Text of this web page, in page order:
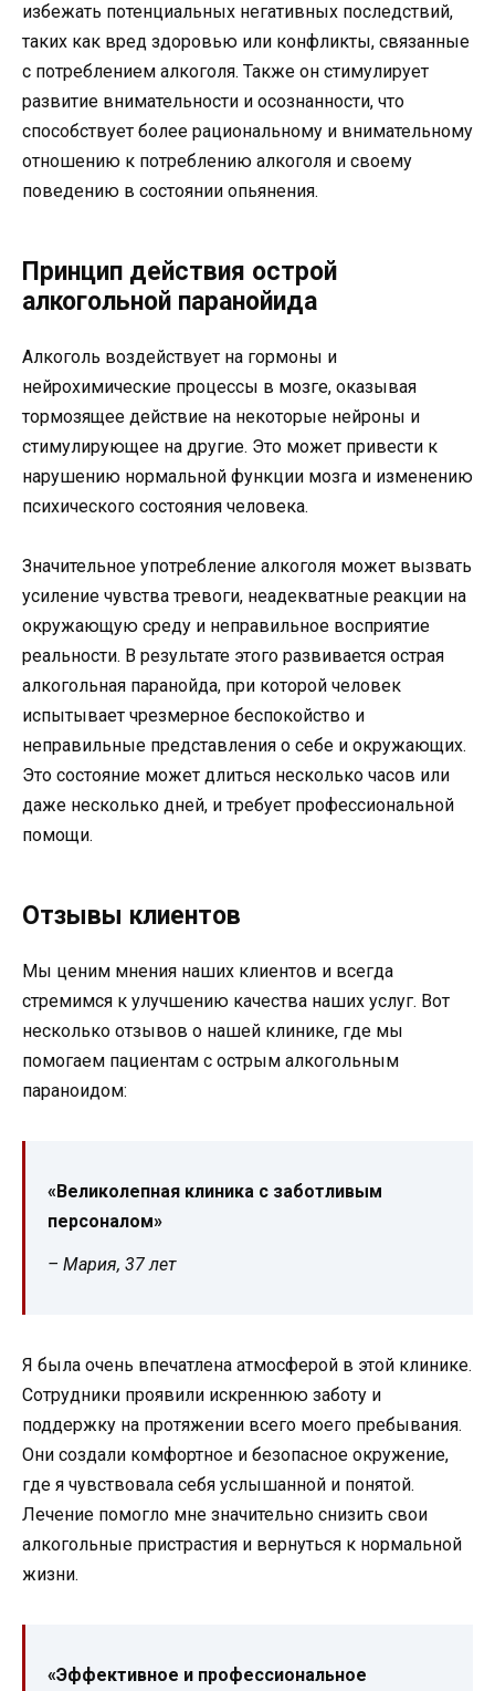
избежать потенциальных негативных последствий,
таких как вред здоровью или конфликты, связанные
с потреблением алкоголя. Также он стимулирует
развитие внимательности и осознанности, что
способствует более рациональному и внимательному
отношению к потреблению алкоголя и своему
поведению в состоянии опьянения.
Принцип действия острой
алкогольной паранойида
Алкоголь воздействует на гормоны и
нейрохимические процессы в мозге, оказывая
тормозящее действие на некоторые нейроны и
стимулирующее на другие. Это может привести к
нарушению нормальной функции мозга и изменению
психического состояния человека.
Значительное употребление алкоголя может вызвать
усиление чувства тревоги, неадекватные реакции на
окружающую среду и неправильное восприятие
реальности. В результате этого развивается острая
алкогольная паранойда, при которой человек
испытывает чрезмерное беспокойство и
неправильные представления о себе и окружающих.
Это состояние может длиться несколько часов или
даже несколько дней, и требует профессиональной
помощи.
Отзывы клиентов
Мы ценим мнения наших клиентов и всегда
стремимся к улучшению качества наших услуг. Вот
несколько отзывов о нашей клинике, где мы
помогаем пациентам с острым алкогольным
параноидом:
«Великолепная клиника с заботливым
персоналом»
– Мария, 37 лет
Я была очень впечатлена атмосферой в этой клинике.
Сотрудники проявили искреннюю заботу и
поддержку на протяжении всего моего пребывания.
Они создали комфортное и безопасное окружение,
где я чувствовала себя услышанной и понятой.
Лечение помогло мне значительно снизить свои
алкогольные пристрастия и вернуться к нормальной
жизни.
«Эффективное и профессиональное